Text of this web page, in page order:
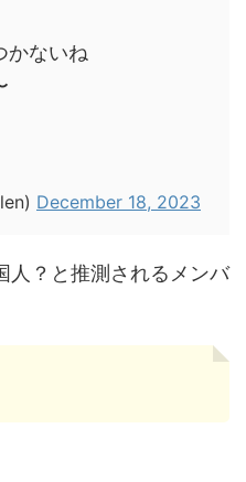
かないね
December 18, 2023
人？と推測されるメンバ